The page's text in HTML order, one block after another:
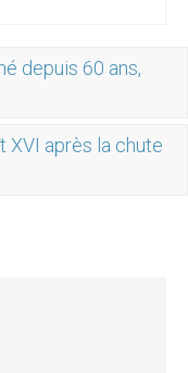
depuis 60 ans,
XVI après la chute